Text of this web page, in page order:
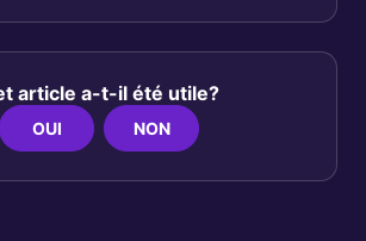
article a-t-il été utile?
OUI NON